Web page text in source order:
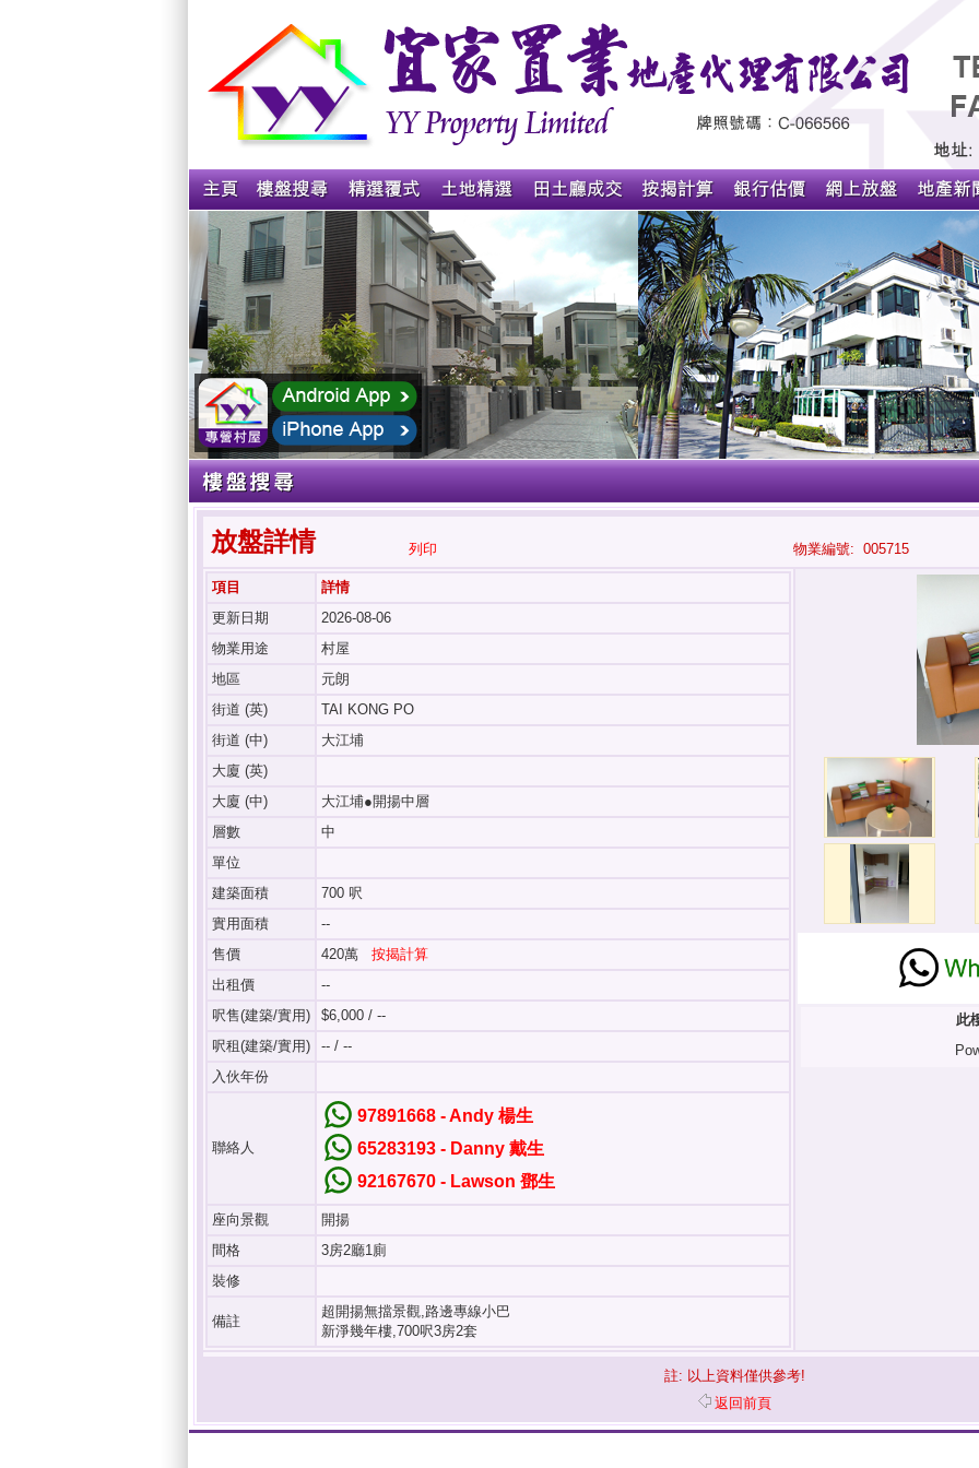
放盤詳情 列印 物業編號: 005715
項目
詳情
更新日期
2026-08-06
物業用途
村屋
地區
元朗
街道 (英)
TAI KONG PO
街道 (中)
大江埔
大廈 (英)
大廈 (中)
大江埔●開揚中層
層數
中
單位
建築面積
700 呎
實用面積
--
售價
420萬 按揭計算
出租價
--
呎售(建築/實用)
$6,000 / --
呎租(建築/實用)
-- / --
入伙年份
聯絡人
97891668 - Andy 楊生
65283193 - Danny 戴生
92167670 - Lawson 鄧生
座向景觀
開揚
間格
3房2廳1廁
裝修
備註
超開揚無擋景觀,路邊專線小巴
新淨幾年樓,700呎3房2套
此
註: 以上資料僅供參考!
返回前頁